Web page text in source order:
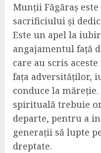
Munții Făgăraș
sacrificiului și
Este un apel la
angajamentul față
care au scris
fața adversităților,
conduce la
spirituală trebuie
departe, pentru a
generații să lupte
dreptate.